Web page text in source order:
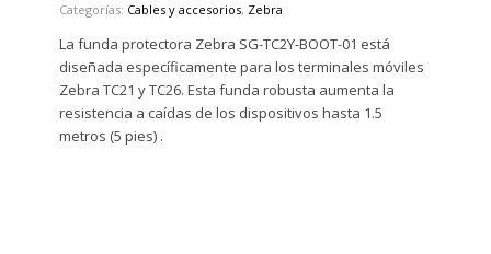
Categorías: Cables y accesorios, Zebra
La funda protectora Zebra SG-TC2Y-BOOT-01 está
diseñada específicamente para los terminales móviles
Zebra TC21 y TC26. Esta funda robusta aumenta la
resistencia a caídas de los dispositivos hasta 1.5
metros (5 pies).